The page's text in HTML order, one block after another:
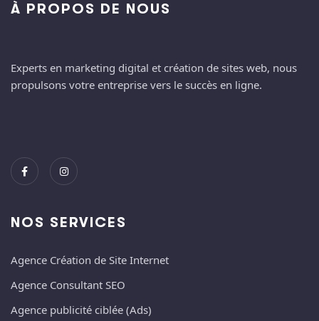
À PROPOS DE NOUS
Experts en marketing digital et création de sites web, nous
propulsons votre entreprise vers le succès en ligne.
NOS SERVICES
Agence Création de Site Internet
Agence Consultant SEO
Agence publicité ciblée (Ads)